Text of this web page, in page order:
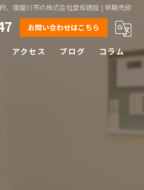
、寝屋川市の株式会社愛和建設 | 早期売却
お問い合わせはこちら
アクセス ブログ コラム